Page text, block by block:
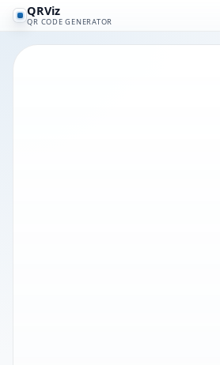
QRViz
QR CODE GENERATOR